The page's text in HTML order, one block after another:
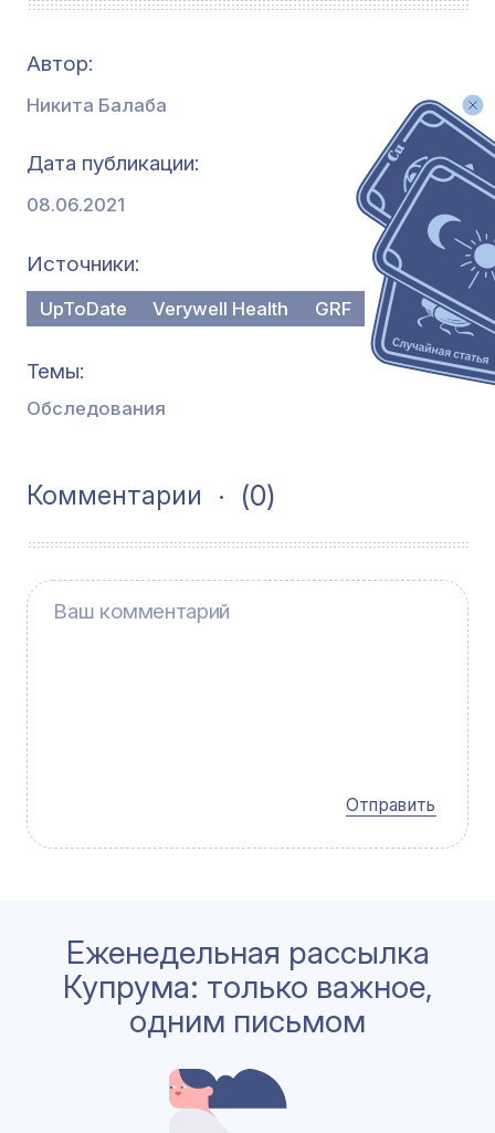
Автор:
Никита Балаба
Дата публикации
08.06.2021
Источники
UpToDate Verywell Health GRF
Темы
Обследования
Комментарии (0)
Отправить
Еженедельная рассылка
Купрума: только важное,
одним письмом